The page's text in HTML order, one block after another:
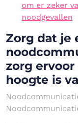
om er zeker
noodgevallen
Zorg dat je
zorg
hoogte is